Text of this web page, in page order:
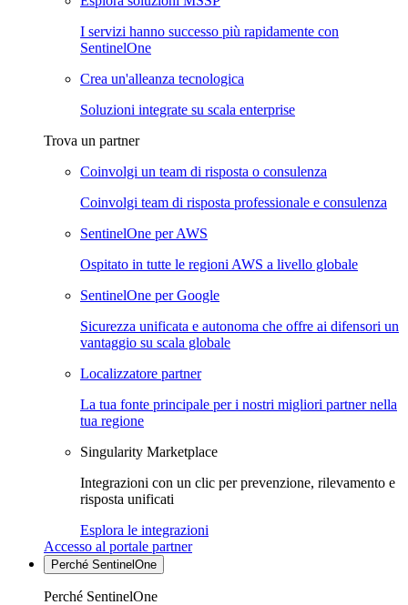
I servizi hanno successo più rapidamente con
SentinelOne
Crea un'alleanza tecnologica
Soluzioni integrate su scala enterprise
Trova un partner
Coinvolgi un team di risposta o consulenza
Coinvolgi team di risposta professionale e consulenza
SentinelOne per AWS
Ospitato in tutte le regioni AWS a livello globale
SentinelOne per Google
Sicurezza unificata e autonoma che offre ai difensori un
vantaggio su scala globale
Localizzatore partner
La tua fonte principale per i nostri migliori partner nella
tua regione
Singularity Marketplace
Integrazioni con un clic per prevenzione, rilevamento e
risposta unificati
Esplora le integrazioni
Accesso al portale partner
Perché SentinelOne
Perché SentinelOne